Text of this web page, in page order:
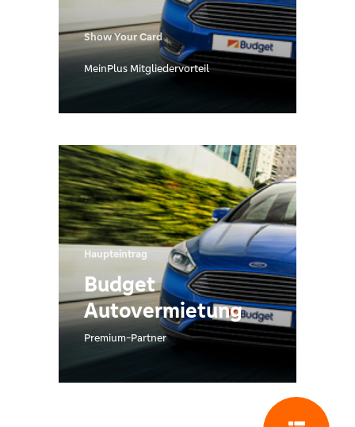
Show Your Card
MeinPlus Mitgliedervorteil
Haupteintrag
Budget
Autovermietung
Premium-Partner